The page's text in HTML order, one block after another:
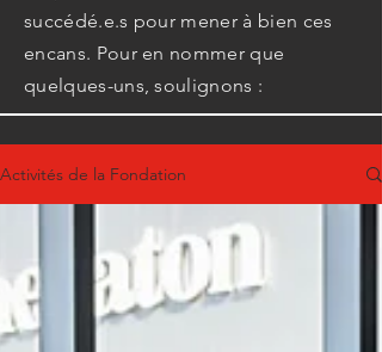
succédé.e.s pour mener à bien ces
encans. Pour en nommer que
quelques-uns, soulignons :
Activités de la Fondation